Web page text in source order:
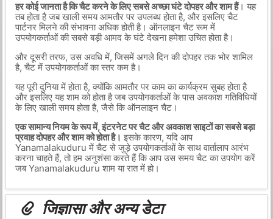
हर कोई जानता है कि चैट करने के लिए सबसे अच्छा घंटे दोपहर और शाम हैं। यह
तब होता है जब खाली समय आमतौर पर उपलब्ध होता है, और इसलिए चैट
पार्टनर मिलने की संभावना अधिक होती है। ऑनलाइन चैट रूम में
उपयोगकर्ताओं की सबसे बड़ी आमद के घंटे देखना हमेशा उचित होता है।
और दूसरी तरफ, उस अवधि में, जिसमें अगले दिन की दोपहर तक भोर शामिल
है, चैट में उपयोगकर्ताओं का स्तर कम है।
यह पूरी दुनिया में होता है, क्योंकि आमतौर पर काम का कार्यक्रम सुबह होता है
और इसलिए यह शाम को होता है जब उपयोगकर्ताओं के पास अवकाश गतिविधियों
के लिए खाली समय होता है, जैसे कि ऑनलाइन चैट।
एक सामान्य नियम के रूप में, इंटरनेट पर चैट और अवकाश साइटों का सबसे बड़ा
प्रवाह दोपहर और शाम को होता है। इसके कारण, यदि आप
Yanamalakuduru में चैट से जुड़े उपयोगकर्ताओं के साथ वार्तालाप आरंभ
करना चाहते हैं, तो हम अनुशंसा करते हैं कि आप उस समय चैट का उपयोग करें
जब Yanamalakuduru शाम या रात में हो।
जिज्ञासा और अन्य डेटा